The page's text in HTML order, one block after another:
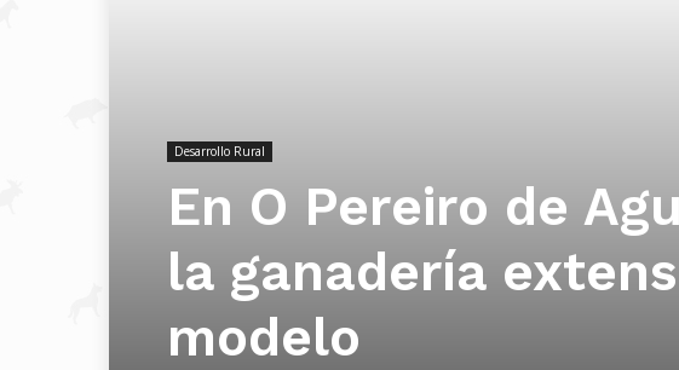
Desarrollo Rural
En O Pereiro de
la ganadería
modelo